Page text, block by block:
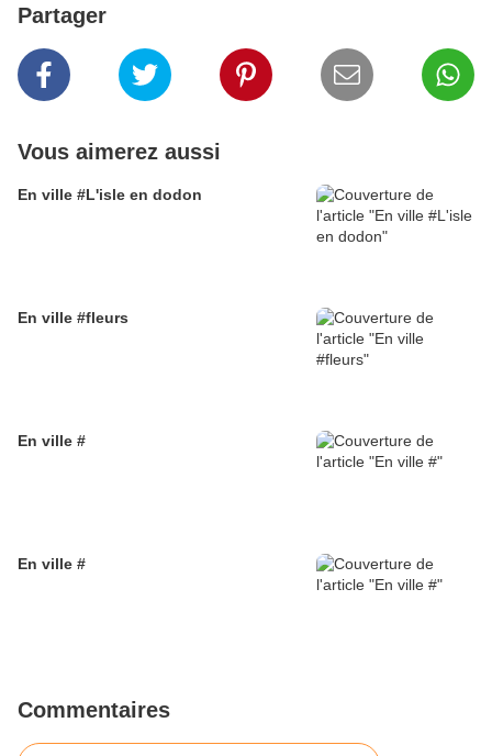
Partager
Vous aimerez aussi
En ville #L'isle en dodon
En ville #fleurs
En ville #
En ville #
Commentaires